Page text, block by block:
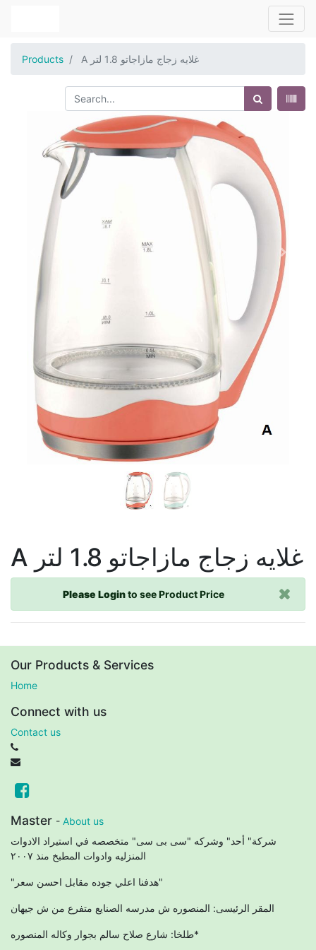
Products A غلايه زجاج مازاجاتو 1.8 لتر
A غلايه زجاج مازاجاتو 1.8 لتر
Please Loginto see Product Price
Our Products & Services
Home
Connect with us
Contact us
Master - About us
شركة" أحد" وشركه "سى بى سى" متخصصه في استيراد الادوات
"هدفنا اعلي جوده مقابل احسن سعر"
المقر الرئيسى: المنصوره ش مدرسه الصنايع متفرع من ش جيهان
طلخا: شارع صلاح سالم بجوار وكاله المنصوره*